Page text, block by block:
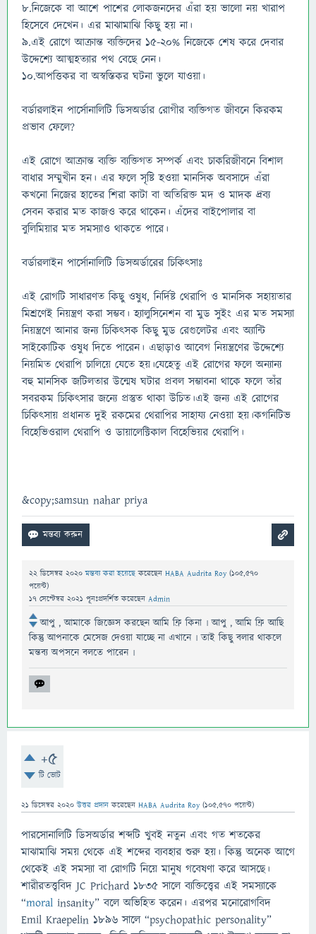
৮.নিজেকে বা আশে পাশের লোকজনদের এঁরা হয় ভালো নয় খারাপ
হিসেবে দেখেন। এর মাঝামাঝি কিছু হয় না।
৯.এই রোগে আক্রান্ত ব্যক্তিদের ১৫-২০% নিজেকে শেষ করে দেবার
উদ্দেশ্যে আত্মহত্যার পথ বেছে নেন।
১০.আপত্তিকর বা অস্বস্তিকর ঘটনা ভুলে যাওয়া।
বর্ডারলাইন পার্সোনালিটি ডিসঅর্ডার রোগীর ব্যক্তিগত জীবনে কিরকম
প্রভাব ফেলে?
এই রোগে আক্রান্ত ব্যক্তি ব্যক্তিগত সম্পর্ক এবং চাকরিজীবনে বিশাল
বাধার সম্মুখীন হন। এর ফলে সৃষ্টি হওয়া মানসিক অবসাদে এঁরা
কখনো নিজের হাতের শিরা কাটা বা অতিরিক্ত মদ ও মাদক দ্রব্য
সেবন করার মত কাজও করে থাকেন। এঁদের বাইপোলার বা
বুলিমিয়ার মত সমস্যাও থাকতে পারে।
বর্ডারলাইন পার্সোনালিটি ডিসঅর্ডারের চিকিৎসাঃ
এই রোগটি সাধারণত কিছু ওষুধ, নির্দিষ্ট থেরাপি ও মানসিক সহায়তার
মিশ্রণেই নিয়ন্ত্রণ করা সম্ভব। হ্যালুসিনেশন বা মুড সুইং এর মত সমস্যা
নিয়ন্ত্রণে আনার জন্য চিকিৎসক কিছু মুড রেগুলেটর এবং অ্যান্টি
সাইকোটিক ওষুধ দিতে পারেন। এছাড়াও আবেগ নিয়ন্ত্রণের উদ্দেশ্যে
নিয়মিত থেরাপি চালিয়ে যেতে হয়।যেহেতু এই রোগের ফলে অন্যান্য
বহু মানসিক জটিলতার উন্মেষ ঘটার প্রবল সম্ভাবনা থাকে ফলে তাঁর
সবরকম চিকিৎসার জন্যে প্রস্তুত থাকা উচিত।এই জন্য এই রোগের
চিকিৎসায় প্রধানত দুই রকমের থেরাপির সাহায্য নেওয়া হয়।কগনিটিভ
বিহেভিওরাল থেরাপি ও ডায়ালেক্টিকাল বিহেভিয়র থেরাপি।
&copy;samsun nahar priya
22 ডিসেম্বর 2020 মন্তব্য করা হয়েছেকরেছেন HABA Audrita Roy (105,570
পয়েন্ট)
17 সেপ্টেম্বর 2021 পূনঃপ্রদর্শিত করেছেন Admin
আপু , আমাকে জিজ্ঞেস করছেন আমি ফ্রি কিনা ৷ আপু , আমি ফ্রি আছি
কিন্তু আপনাকে মেসেজ দেওয়া যাচ্ছে না এখানে ৷ তাই কিছু বলার থাকলে
মন্তব্য অপসনে বলতে পারেন ৷
+5
টি ভোট
21 ডিসেম্বর 2020 উত্তর প্রদান করেছেন HABA Audrita Roy (105,570 পয়েন্ট)
পারসোনালিটি ডিসঅর্ডার শব্দটি খুবই নতুন এবং গত শতকের
মাঝামাঝি সময় থেকে এই শব্দের ব্যবহার শুরু হয়। কিন্তু অনেক আগে
থেকেই এই সমস্যা বা রোগটি নিয়ে মানুষ গবেষণা করে আসছে।
শারীরতত্ত্ববিদ JC Prichard ১৮৩৫ সালে ব্যক্তিত্ত্বের এই সমস্যাকে
“moral insanity” বলে অভিহিত করেন। এরপর মনোরোগবিদ
Emil Kraepelin ১৮৯৬ সালে “psychopathic personality”